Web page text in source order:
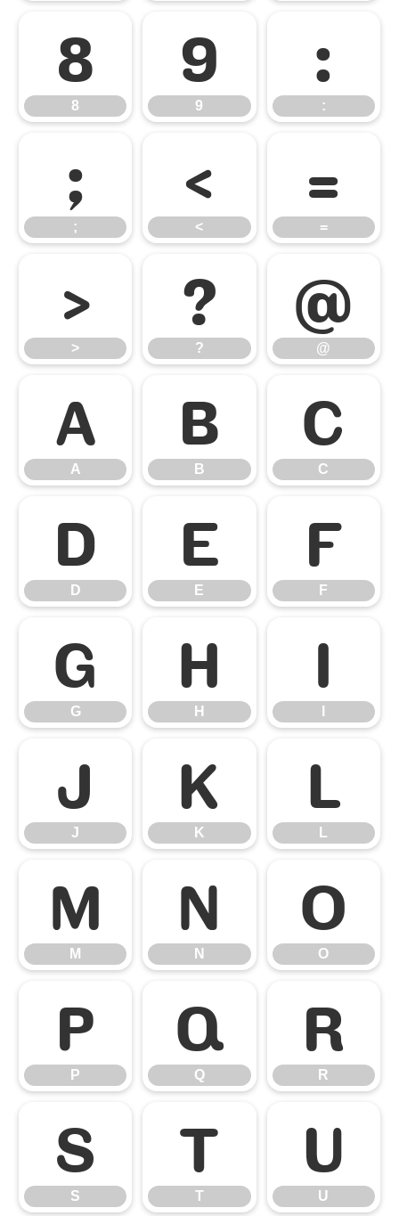
8
8 9
9 :
:
;
; <
< =
=
>
> ?
? @
@
A
A B
B C
C
D
D E
E F
F
G
G H
H I
J
J K
K L
L
M
M N
N O
O
P
P Q
Q R
R
S
S T
T U
U